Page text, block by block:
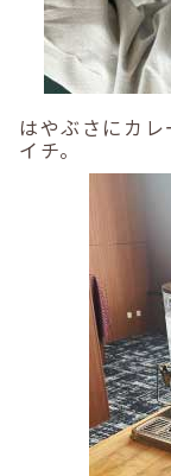
はやぶさにカ
イチ。